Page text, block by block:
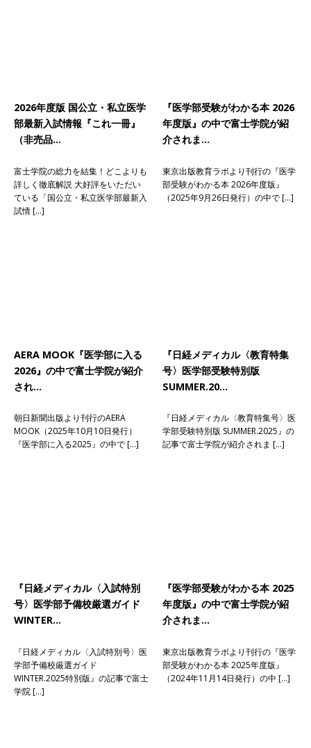
2026年度版 国公立・私立医学
部最新入試情報『これ一冊』
（非売品…
富士学院の総力を結集！どこよりも
詳しく徹底解説 大好評をいただい
ている「国公立・私立医学部最新入
試情 […]
『医学部受験がわかる本 2026
年度版』の中で富士学院が紹
介されま…
東京出版教育ラボより刊行の『医学
部受験がわかる本 2026年度版』
（2025年9月26日発行）の中で […]
AERA MOOK『医学部に入る
2026』の中で富士学院が紹介
され…
朝日新聞出版より刊行のAERA
MOOK（2025年10月10日発行）
『医学部に入る2025』の中で […]
『日経メディカル〈教育特集
号〉医学部受験特別版
SUMMER.20…
『日経メディカル〈教育特集号〉医
学部受験特別版 SUMMER.2025』の
記事で富士学院が紹介されま […]
『日経メディカル〈入試特別
号〉医学部予備校厳選ガイド
WINTER…
『日経メディカル〈入試特別号〉医
学部予備校厳選ガイド
WINTER.2025特別版』の記事で富士
学院 […]
『医学部受験がわかる本 2025
年度版』の中で富士学院が紹
介されま…
東京出版教育ラボより刊行の『医学
部受験がわかる本 2025年度版』
（2024年11月14日発行）の中 […]